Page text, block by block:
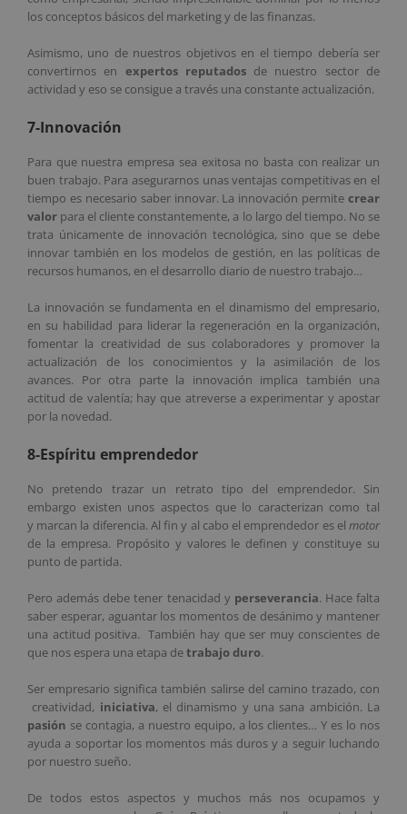
los conceptos básicos del marketing y de las finanzas.
Asimismo, uno de nuestros objetivos en el tiempo debería ser
convertirnos en expertos reputadosde nuestro sector de
actividad y eso se consigue a través una constante actualización.
7-Innovación
Para que nuestra empresa sea exitosa no basta con realizar un
buen trabajo. Para asegurarnos unas ventajas competitivas en el
tiempo es necesario saber innovar. La innovación permite crear
valor para el cliente constantemente, a lo largo del tiempo. No se
trata únicamente de innovación tecnológica, sino que se debe
innovar también en los modelos de gestión, en las políticas de
recursos humanos, en el desarrollo diario de nuestro trabajo…
La innovación se fundamenta en el dinamismo del empresario,
en su habilidad para liderar la regeneración en la organización,
fomentar la creatividad de sus colaboradores y promover la
actualización de los conocimientos y la asimilación de los
avances. Por otra parte la innovación implica también una
actitud de valentía; hay que atreverse a experimentar y apostar
por la novedad.
8-Espíritu emprendedor
No pretendo trazar un retrato tipo del emprendedor. Sin
embargo existen unos aspectos que lo caracterizan como tal
y marcan la diferencia. Al fin y al cabo el emprendedor es el motor
de la empresa. Propósito y valores le definen y constituye su
punto de partida.
Pero además debe tener tenacidad y perseverancia. Hace falta
saber esperar, aguantar los momentos de desánimo y mantener
una actitud positiva. También hay que ser muy conscientes de
que nos espera una etapa detrabajo duro.
Ser empresario significa también salirse del camino trazado, con
creatividad, iniciativa, el dinamismo y una sana ambición. La
pasión se contagia, a nuestro equipo, a los clientes… Y es lo nos
ayuda a soportar los momentos más duros y a seguir luchando
por nuestro sueño.
De todos estos aspectos y muchos más nos ocupamos y